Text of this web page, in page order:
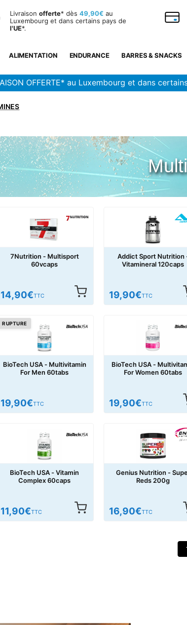
Livraison offerte* dès 49,90€ au
Luxembourg et dans certains pays de
l'UE*.
ALIMENTATION ENDURANCE BARRES & SNACKS
OFFERTE* au Luxembourg et dans
7Nutrition - Multisport
60vcaps
14,90€TTC
Addict Sport Nutrition
Vitamineral 120caps
19,90€TTC
RUPTURE
BioTech USA - Multivitamin
For Men 60tabs
19,90€TTC
BioTech USA -
For Women 60tabs
19,90€TTC
BioTech USA - Vitamin
Complex 60caps
11,90€TTC
Genius Nutrition -
Reds 200g
16,90€TTC